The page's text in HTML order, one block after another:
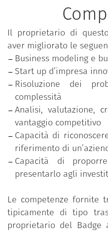
di coworking
disposizione dei
progetto e la crescita
multidisciplinari;
di nuova impresa
avere a disposizione
quali una fablab
“cassetta degli attrezzi”
Il proprietario di
aver migliorato le
Business modeling e
Start up d’impresa
Risoluzione dei
complessità
Analisi, valutazione,
vantaggio competitivo
Capacità di
riferimento di
Capacità di
presentarlo agli
Le competenze fornite
tipicamente di tipo
proprietario del Badge